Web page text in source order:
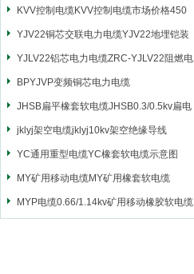
缆
KVV控制电缆KVV控制电缆市场价格450
YJV22铜芯交联电力电缆YJV22地埋铠装
电源电缆
YJLV22铝芯电力电缆ZRC-YJLV22阻燃电
力电缆
BPYJVP变频铜芯电力电缆
JHSB扁平橡套软电缆JHSB0.3/0.5kv扁电
缆
jklyj架空电缆jklyj10kv架空绝缘导线
YC通用重型电缆YC橡套软电缆示意图
MY矿用移动电缆MY矿用橡套软电缆
MYP电缆0.66/1.14kv矿用移动橡胶软电缆